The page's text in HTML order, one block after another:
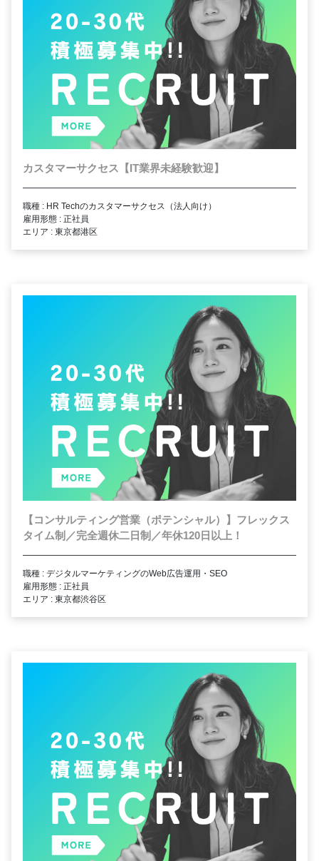
カスタマーサクセス【IT業界未経験歓迎】
職種 : HR Techのカスタマーサクセス（法人向け）
雇用形態 : 正社員
エリア : 東京都港区
【コンサルティング営業（ポテンシャル）】フレックス
タイム制／完全週休二日制／年休120日以上！
職種 : デジタルマーケティングのWeb広告運用・SEO
雇用形態 : 正社員
エリア : 東京都渋谷区